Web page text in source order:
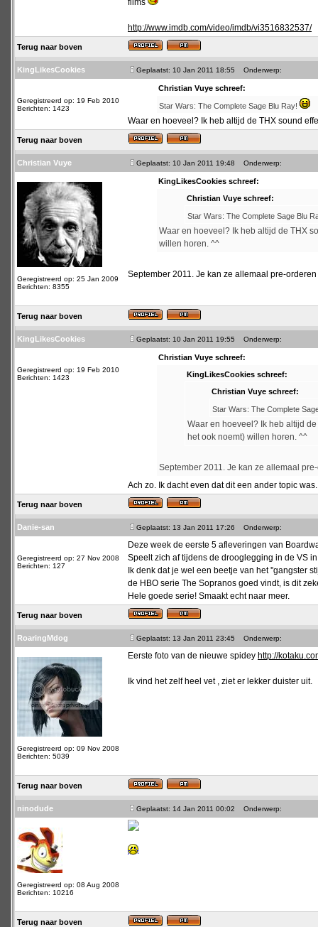
films
http://www.imdb.com/video/imdb/vi3516832537/
Terug naar boven
KingLikesCookies Geplaatst: 10 Jan 2011 18:55 Onderwerp:
Geregistreerd op: 19 Feb 2010
Berichten: 1423
Christian Vuye schreef:
Star Wars: The Complete Sage Blu Ray!
Waar en hoeveel? Ik heb altijd de THX sound
Terug naar boven
Christian Vuye Geplaatst: 10 Jan 2011 19:48 Onderwerp:
Geregistreerd op: 25 Jan 2009
Berichten: 8355
KingLikesCookies schreef:
Christian Vuye schreef:
Star Wars: The Complete Sage Blu
Waar en hoeveel? Ik heb altijd de THX
willen horen. ^^
September 2011. Je kan ze allemaal pre-
Terug naar boven
KingLikesCookies Geplaatst: 10 Jan 2011 19:55 Onderwerp:
Geregistreerd op: 19 Feb 2010
Berichten: 1423
Christian Vuye schreef:
KingLikesCookies schreef:
Christian Vuye schreef:
Star Wars: The Complete
Waar en hoeveel? Ik heb altijd
het ook noemt) willen horen. ^^
September 2011. Je kan ze allemaal
Ach zo. Ik dacht even dat dit een ander topic
Terug naar boven
Danie-san Geplaatst: 13 Jan 2011 17:26 Onderwerp:
Geregistreerd op: 27 Nov 2008
Berichten: 127
Deze week de eerste 5 afleveringen van
Speelt zich af tijdens de drooglegging in de VS
Ik denk dat je wel een beetje van het ''gangster
de HBO serie The Sopranos goed vindt, is dit
Hele goede serie! Smaakt echt naar meer.
Terug naar boven
RoaringMdog Geplaatst: 13 Jan 2011 23:45 Onderwerp:
Geregistreerd op: 09 Nov 2008
Berichten: 5039
Eerste foto van de nieuwe spidey http://
Ik vind het zelf heel vet , ziet er lekker duister uit.
Terug naar boven
ninodude Geplaatst: 14 Jan 2011 00:02 Onderwerp:
Geregistreerd op: 08 Aug 2008
Berichten: 10216
Terug naar boven